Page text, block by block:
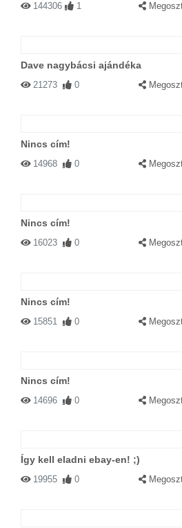
144306 1
Dave nagybácsi ajándéka
21273 0
Nincs cím!
14968 0
Nincs cím!
16023 0
Nincs cím!
15851 0
Nincs cím!
14696 0
Így kell eladni ebay-en! ;)
19955 0